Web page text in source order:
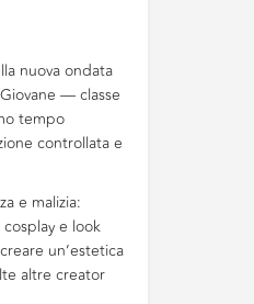
nuova ondata
— classe
tempo
controllata e
e malizia:
e look
un’estetica
altre creator